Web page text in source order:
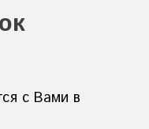
с Вами в